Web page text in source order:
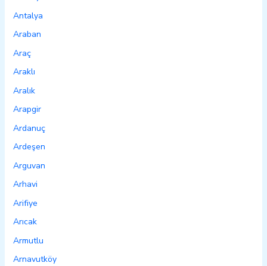
Antalya
Araban
Araç
Araklı
Aralık
Arapgir
Ardanuç
Ardeşen
Arguvan
Arhavi
Arifiye
Arıcak
Armutlu
Arnavutköy